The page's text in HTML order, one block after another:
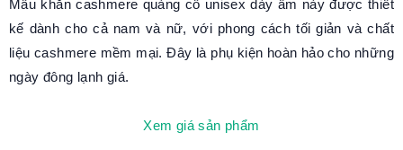
Mẫu khăn cashmere quàng cổ unisex dày ấm này được thiết
kế dành cho cả nam và nữ, với phong cách tối giản và chất
liệu cashmere mềm mại. Đây là phụ kiện hoàn hảo cho những
ngày đông lạnh giá.
Xem giá sản phẩm